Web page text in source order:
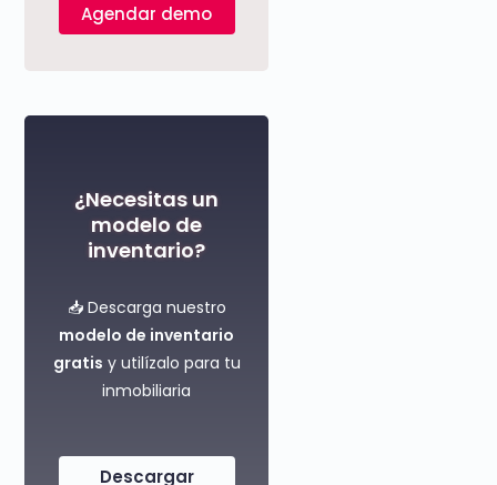
Agendar demo
¿Necesitas un
modelo de
inventario?
📥 Descarga nuestro
modelo de inventario
gratis y utilízalo para tu
inmobiliaria
Descargar